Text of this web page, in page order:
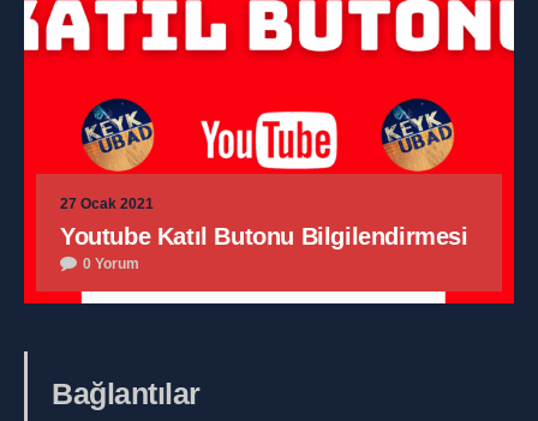
27 Ocak 2021
Youtube Katıl Butonu Bilgilendirmesi
0 Yorum
Bağlantılar